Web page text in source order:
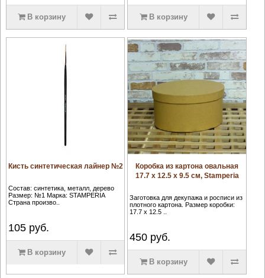
В корзину В корзину
Кисть синтетическая лайнер №2
Состав: синтетика, металл, дерево
Размер: №1 Марка: STAMPERIA
Страна произво..
105руб.
В корзину
Коробка из картона овальная
17.7 х 12.5 х 9.5 см, Stamperia
Заготовка для декупажа и росписи из
плотного картона. Размер коробки:
17.7 х 12.5 ..
450 руб.
В корзину